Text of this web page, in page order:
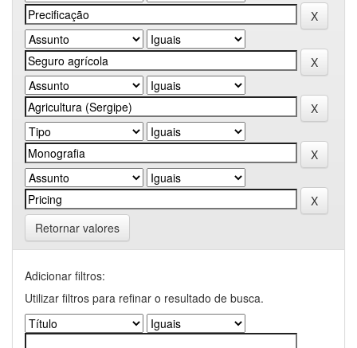
Retornar valores
Adicionar filtros:
Utilizar filtros para refinar o resultado de busca.